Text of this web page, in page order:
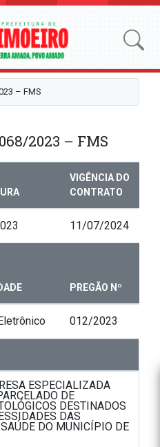
– FMS
068/2023 – FMS
VIGÊNCIA DO
CONTRATO
11/07/2024
PREGÃO Nº
012/2023
ESPECIALIZADA
DE
DESTINADOS
DAS
DO MUNICÍPIO DE